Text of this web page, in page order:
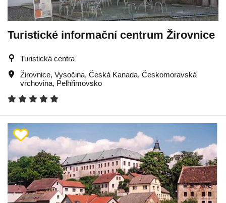
Turistické informační centrum Žirovnice
Turistická centra
Žirovnice, Vysočina, Česká Kanada, Českomoravská
vrchovina, Pelhřimovsko